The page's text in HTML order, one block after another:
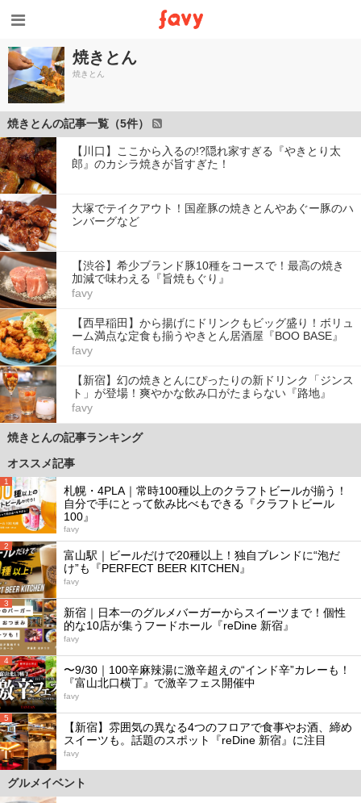
焼きとん
焼きとん
焼きとんの記事一覧（5件）
【川口】ここから入るの!?隠れ家すぎる『やきとり太
郎』のカシラ焼きが旨すぎた！
大塚でテイクアウト！国産豚の焼きとんやあぐー豚のハ
ンバーグなど
【渋谷】希少ブランド豚10種をコースで！最高の焼き
加減で味わえる『旨焼もぐり』
favy
【西早稲田】から揚げにドリンクもビッグ盛り！ボリュ
ーム満点な定食も揃うやきとん居酒屋『BOO BASE』
favy
【新宿】幻の焼きとんにぴったりの新ドリンク「ジンス
ト」が登場！爽やかな飲み口がたまらない『路地』
favy
焼きとんの記事ランキング
オススメ記事
1
札幌・4PLA｜常時100種以上のクラフトビールが揃う！
自分で手にとって飲み比べもできる『クラフトビール
100』
favy
2
富山駅｜ビールだけで20種以上！独自ブレンドに“泡だ
け”も『PERFECT BEER KITCHEN』
favy
3
新宿｜日本一のグルメバーガーからスイーツまで！個性
的な10店が集うフードホール『reDine 新宿』
favy
4
〜9/30｜100辛麻辣湯に激辛超えの“インド辛”カレーも！
『富山北口横丁』で激辛フェス開催中
favy
5
【新宿】雰囲気の異なる4つのフロアで食事やお酒、締め
スイーツも。話題のスポット『reDine 新宿』に注目
favy
グルメイベント